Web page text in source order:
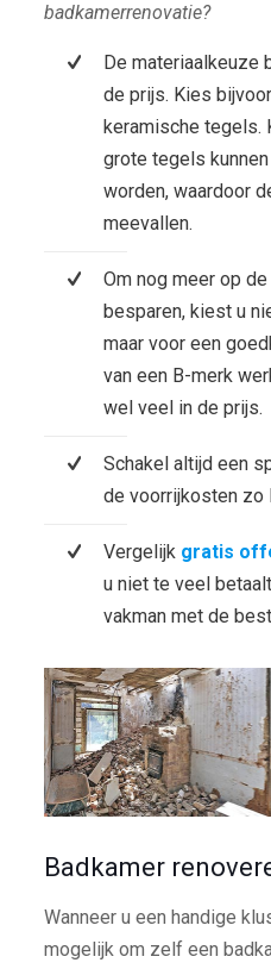
badkamerrenovatie?
De materiaalkeuze
de prijs. Kies
keramische tegels.
grote tegels
worden, waardoor
meevallen.
Om nog meer op
besparen, kiest u
maar voor een
van een B-merk
wel veel in de prijs.
Schakel altijd een
de voorrijkosten zo
Vergelijk gratis
u niet te veel
vakman met de
Badkamer
Wanneer u een handige
mogelijk om zelf een